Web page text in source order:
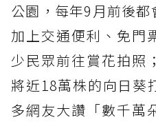
公園，每年9月前後都
加上交通便利、免門
少民眾前往賞花拍照
將近18萬株的向日葵
多網友大讚「數千萬